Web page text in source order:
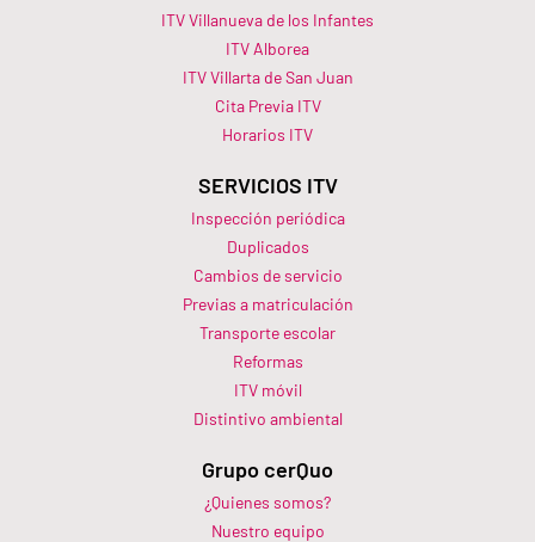
ITV Villanueva de los Infantes
ITV Alborea
ITV Villarta de San Juan
Cita Previa ITV
Horarios ITV​
SERVICIOS ITV
Inspección periódica
Duplicados
Cambios de servicio
Previas a matriculación
Transporte escolar
Reformas
ITV móvil
Distintivo ambiental
Grupo cerQuo
¿Quienes somos?
Nuestro equipo